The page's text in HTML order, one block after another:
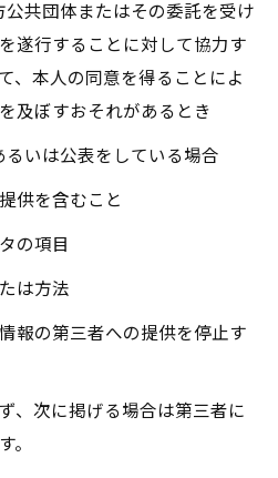
共団体またはその委託を受け
遂行することに対して協力す
、本人の同意を得ることによ
及ぼすおそれがあるとき
いは公表をしている場合
供を含むこと
の項目
は方法
報の第三者への提供を停止す
、次に掲げる場合は第三者に
。